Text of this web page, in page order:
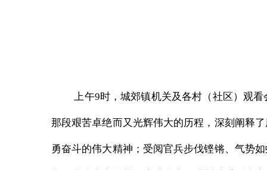
上午9时，城郊镇机关及各村（社区）观
那段艰苦卓绝而又光辉伟大的历程，深刻阐释
勇奋斗的伟大精神；受阅官兵步伐铿锵、气势